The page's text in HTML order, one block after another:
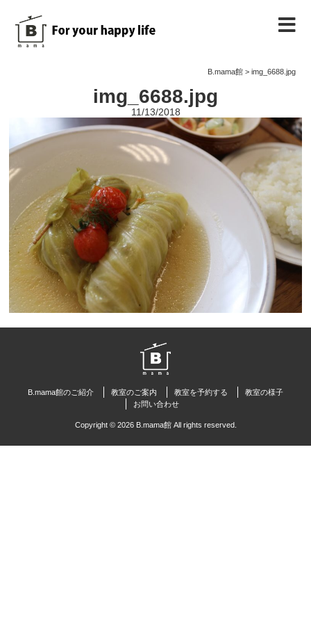
B.mama館> img_6688.jpg
img_6688.jpg
11/13/2018
B.mama館のご紹介 教室のご案内 教室を予約する
教室の様子
お問い合わせ
Copyright © 2026 B.mama館 All rights reserved.
教室のご案内
教室を予約する
教室の様子
ノート
お問い合わせ